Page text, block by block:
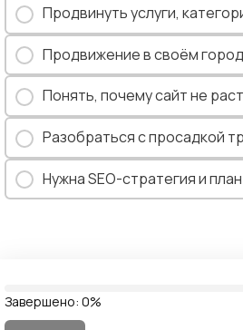
Продвинуть услуги,
Продвижение в своём
Понять, почему сайт не
Разобраться с просадкой
Нужна SEO-стратегия и
Завершено: 0%